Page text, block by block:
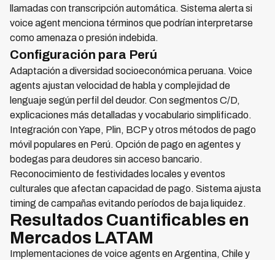
llamadas con transcripción automática. Sistema alerta si
voice agent menciona términos que podrían interpretarse
como amenaza o presión indebida.
Configuración para Perú
Adaptación a diversidad socioeconómica peruana. Voice
agents ajustan velocidad de habla y complejidad de
lenguaje según perfil del deudor. Con segmentos C/D,
explicaciones más detalladas y vocabulario simplificado.
Integración con Yape, Plin, BCP y otros métodos de pago
móvil populares en Perú. Opción de pago en agentes y
bodegas para deudores sin acceso bancario.
Reconocimiento de festividades locales y eventos
culturales que afectan capacidad de pago. Sistema ajusta
timing de campañas evitando períodos de baja liquidez.
Resultados Cuantificables en
Mercados LATAM
Implementaciones de voice agents en Argentina, Chile y